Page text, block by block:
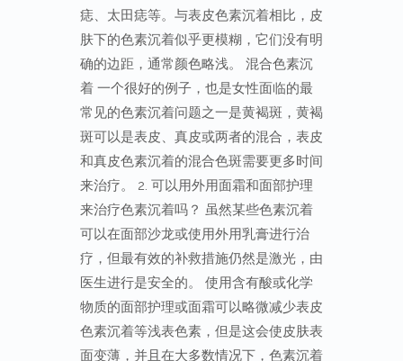
痣、太田痣等。与表皮色素沉着相比，皮
肤下的色素沉着似乎更模糊，它们没有明
确的边距，通常颜色略浅。 混合色素沉
着 一个很好的例子，也是女性面临的最
常见的色素沉着问题之一是黄褐斑，黄褐
斑可以是表皮、真皮或两者的混合，表皮
和真皮色素沉着的混合色斑需要更多时间
来治疗。 2. 可以用外用面霜和面部护理
来治疗色素沉着吗？ 虽然某些色素沉着
可以在面部沙龙或使用外用乳膏进行治
疗，但最有效的补救措施仍然是激光，由
医生进行是安全的。 使用含有酸或化学
物质的面部护理或面霜可以略微减少表皮
色素沉着等浅表色素，但是这会使皮肤表
面变薄，并且在大多数情况下，色素沉着